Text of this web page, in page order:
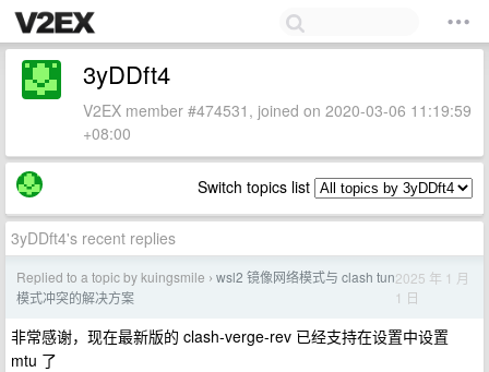
3yDDft4
V2EX member #474531, joined on 2020-03-06 11:19:59
+08:00
Switch topics list
3yDDft4's recent replies
Replied to a topic by kuingsmile › wsl2 镜像网络模式与 clash tun
模式冲突的解决方案
2025 年 1 月
1 日
非常感谢，现在最新版的 clash-verge-rev 已经支持在设置中设置
mtu 了